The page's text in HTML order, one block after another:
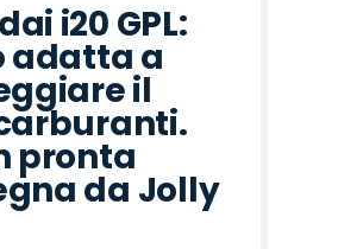
i20 GPL:
adatta a
il
pronta
da Jolly